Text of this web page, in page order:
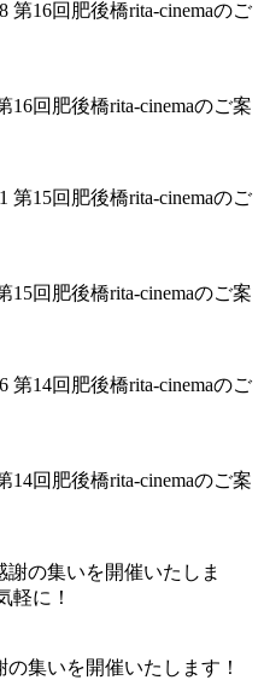
16回肥後橋rita-cinemaのご案
15回肥後橋rita-cinemaのご案
14回肥後橋rita-cinemaのご案
の集いを開催いたします！